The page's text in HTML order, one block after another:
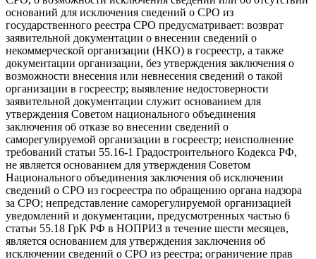
оснований для исключения сведений о СРО из
государственного реестра СРО предусматривает: возврат
заявительной документации о внесении сведений о
некоммерческой организации (НКО) в госреестр, а также
документации организации, без утверждения заключения о
возможности внесения или невнесения сведений о такой
организации в госреестр; выявление недостоверности
заявительной документации служит основанием для
утверждения Советом национального объединения
заключения об отказе во внесении сведений о
саморегулируемой организации в госреестр; неисполнение
требований статьи 55.16-1 Градостроительного Кодекса РФ,
не является основанием для утверждения Советом
Национального объединения заключения об исключении
сведений о СРО из госреестра по обращению органа надзора
за СРО; непредставление саморегулируемой организацией
уведомлений и документации, предусмотренных частью 6
статьи 55.18 ГрК РФ в НОПРИЗ в течение шести месяцев,
является основанием для утверждения заключения об
исключении сведений о СРО из реестра; ограничение прав